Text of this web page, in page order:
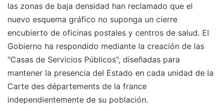
las zonas de baja densidad han reclamado que el
nuevo esquema gráfico no suponga un cierre
encubierto de oficinas postales y centros de salud. El
Gobierno ha respondido mediante la creación de las
"Casas de Servicios Públicos", diseñadas para
mantener la presencia del Estado en cada unidad de la
Carte des départements de la france
independientemente de su población.